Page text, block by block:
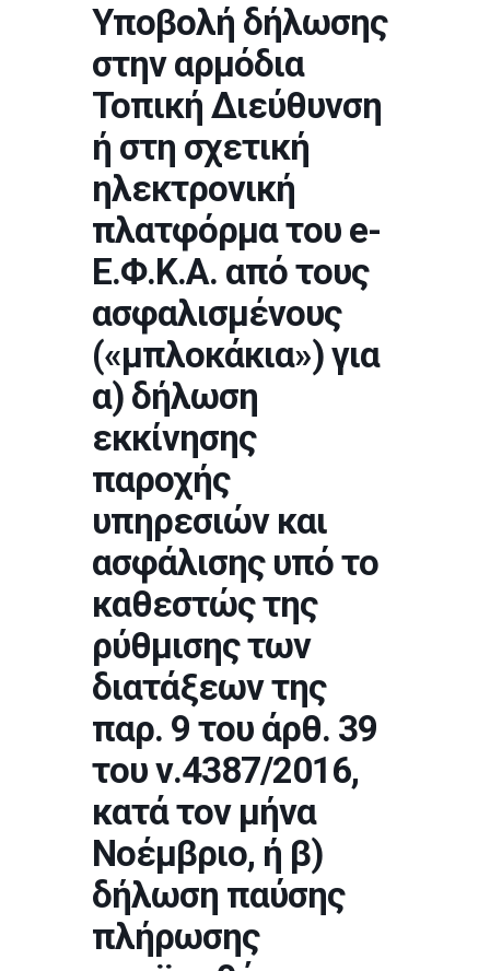
Υποβολή δήλωσης
στην αρμόδια
Τοπική Διεύθυνση
ή στη σχετική
ηλεκτρονική
πλατφόρμα του e-
Ε.Φ.Κ.Α. από τους
ασφαλισμένους
(«μπλοκάκια») για
α) δήλωση
εκκίνησης
παροχής
υπηρεσιών και
ασφάλισης υπό το
καθεστώς της
ρύθμισης των
διατάξεων της
παρ. 9 του άρθ. 39
του ν.4387/2016,
κατά τον μήνα
Νοέμβριο, ή β)
δήλωση παύσης
πλήρωσης